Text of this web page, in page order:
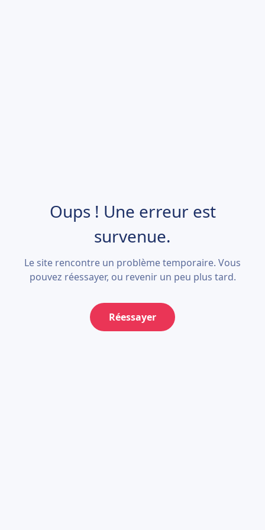
Oups ! Une erreur est
survenue.
Le site rencontre un problème temporaire. Vous
pouvez réessayer, ou revenir un peu plus tard.
Réessayer